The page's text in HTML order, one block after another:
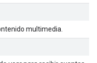
multimedia.